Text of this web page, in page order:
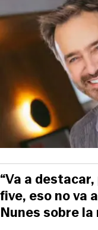
“Va a
five, eso no va
Nunes sobre